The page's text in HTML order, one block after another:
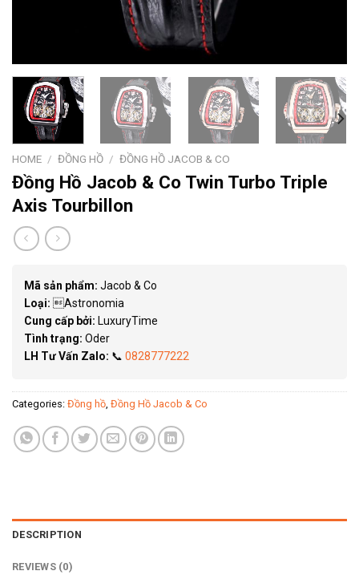
HOME / ĐỒNG HỒ / ĐỒNG HỒ JACOB & CO
Đồng Hồ Jacob & Co Twin Turbo Triple
Axis Tourbillon
Mã sản phẩm: Jacob & Co
Loại: Astronomia
Cung cấp bởi: LuxuryTime
Tình trạng: Oder
LH Tư Vấn Zalo: 📞 0828777222
Categories: Đồng hồ Đồng Hồ Jacob & Co
DESCRIPTION
REVIEWS (0)